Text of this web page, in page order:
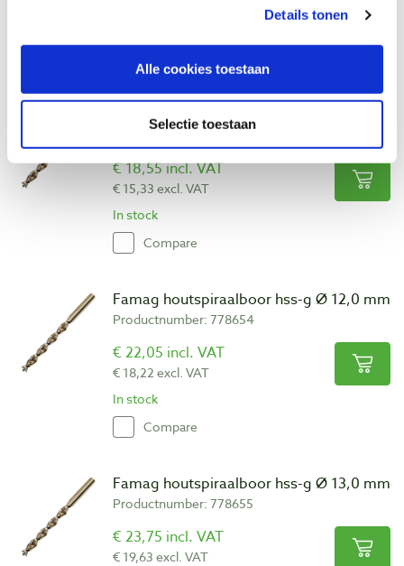
Details tonen
Alle cookies toestaan
Selectie toestaan
Famag houtspiraalboor hss-g Ø 11,0 mm
Productnumber: 778652
€ 18,55 incl. VAT
€ 15,33 excl. VAT
In stock
Compare
Famag houtspiraalboor hss-g Ø 12,0 mm
Productnumber: 778654
€ 22,05 incl. VAT
€ 18,22 excl. VAT
In stock
Compare
Famag houtspiraalboor hss-g Ø 13,0 mm
Productnumber: 778655
€ 23,75 incl. VAT
€ 19,63 excl. VAT